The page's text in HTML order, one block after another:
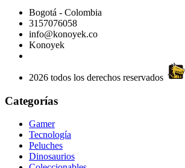
Bogotá - Colombia
3157076058
info@konoyek.co
Konoyek
2026 todos los derechos reservados
Categorías
Gamer
Tecnología
Peluches
Dinosaurios